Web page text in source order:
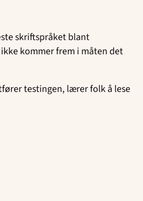
skriftspråket blant
kommer frem i måten det
testingen, lærer folk å lese